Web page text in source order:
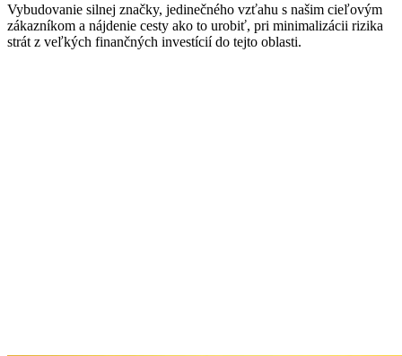
Vybudovanie silnej značky, jedinečného vzťahu s našim cieľovým
zákazníkom a nájdenie cesty ako to urobiť, pri minimalizácii rizika
strát z veľkých finančných investícií do tejto oblasti.